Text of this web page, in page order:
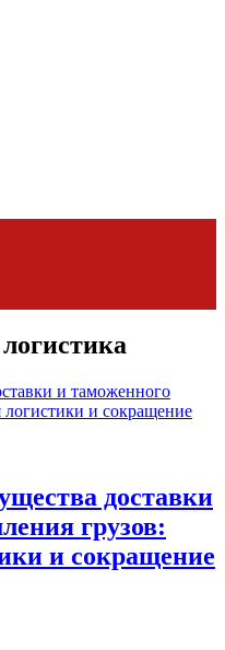
доставки
грузов:
и сокращение